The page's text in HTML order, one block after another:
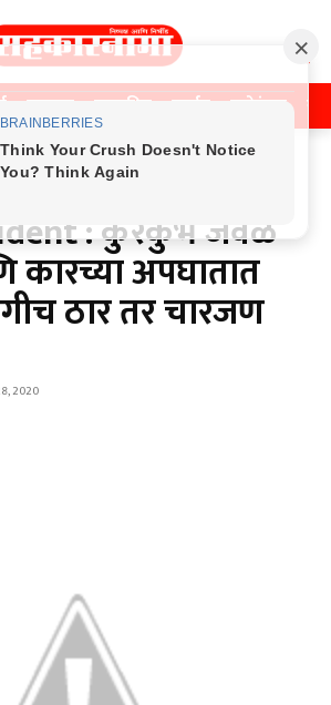
महाराष्ट्र राजकीय क्राईम मनोरंजन
: कुरकुंभ जवळ
अपघातात
ठार तर चारजण
2020